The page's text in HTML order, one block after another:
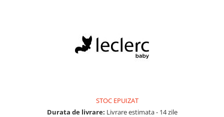
STOC EPUIZAT
Durata de livrare: Livrare estimata - 14 zile